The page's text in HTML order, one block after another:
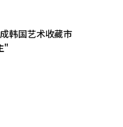
韩国艺术收藏市
"